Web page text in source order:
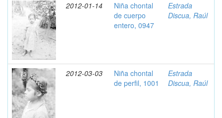
2012-01-14
Niña chontal
de cuerpo
entero, 0947
Estrada
Discua, Raúl
2012-03-03
Niña chontal
de perfil, 1001
Estrada
Discua, Raúl